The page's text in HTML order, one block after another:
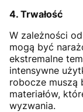
4. Trwałość
W zależności
mogą być
ekstremalne
intensywne
robocze muszą
materiałów,
wyzwania.